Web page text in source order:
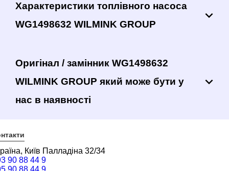
Характеристики топлівного насоса
WG1498632 WILMINK GROUP
Оригінал / замінник WG1498632
WILMINK GROUP який може бути у
нас в наявності
Київ Палладіна 32/34
90 88 44 9